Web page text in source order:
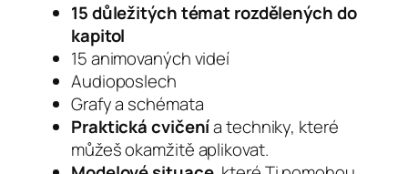
15 důležitých témat rozdělených do
kapitol
15 animovaných videí
Audioposlech
Grafy a schémata
Praktická cvičenía techniky, které
můžeš okamžitě aplikovat.